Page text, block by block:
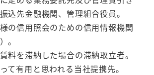
込先金融機関、管理組合役員。
の信用照会のための信用情報機関
。
料を滞納した場合の滞納取立者。
て有用と思われる当社提携先。